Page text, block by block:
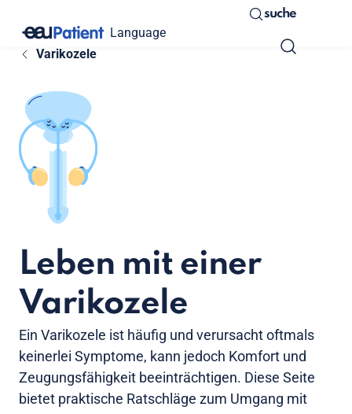
Language
suche
Varikozele
Leben mit einer
Varikozele
Ein Varikozele ist häufig und verursacht oftmals
keinerlei Symptome, kann jedoch Komfort und
Zeugungsfähigkeit beeinträchtigen. Diese Seite
bietet praktische Ratschläge zum Umgang mit